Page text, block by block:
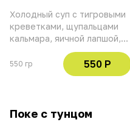
Холодный суп с тигровыми
креветками, щупальцами
кальмара, яичной лапшой,
свежими огурцами,
омлетом, томатами черри,
пастой том ям, соусом чили
черным кунжутом
550 гр 550 Р
Поке с тунцом